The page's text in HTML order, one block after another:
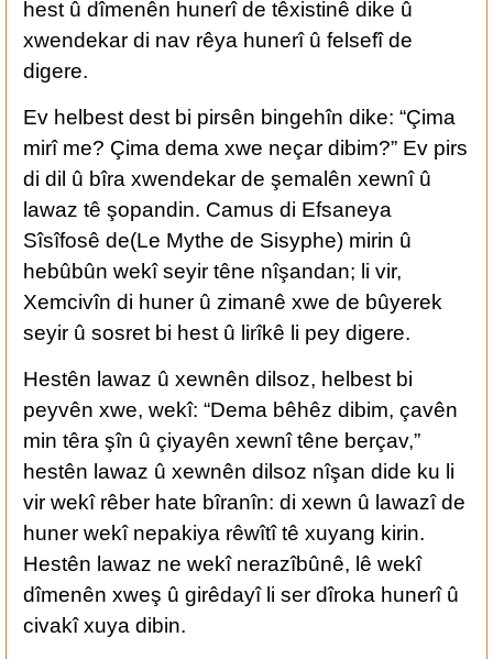
hest û dîmenên hunerî de têxistinê dike û
xwendekar di nav rêya hunerî û felsefî de
digere.
Ev helbest dest bi pirsên bingehîn dike: “Çima
mirî me? Çima dema xwe neçar dibim?” Ev pirs
di dil û bîra xwendekar de şemalên xewnî û
lawaz tê şopandin. Camus di Efsaneya
Sîsîfosê de(Le Mythe de Sisyphe) mirin û
hebûbûn wekî seyir têne nîşandan; li vir,
Xemcivîn di huner û zimanê xwe de bûyerek
seyir û sosret bi hest û lirîkê li pey digere.
Hestên lawaz û xewnên dilsoz, helbest bi
peyvên xwe, wekî: “Dema bêhêz dibim, çavên
min têra şîn û çiyayên xewnî têne berçav,”
hestên lawaz û xewnên dilsoz nîşan dide ku li
vir wekî rêber hate bîranîn: di xewn û lawazî de
huner wekî nepakiya rêwîtî tê xuyang kirin.
Hestên lawaz ne wekî nerazîbûnê, lê wekî
dîmenên xweş û girêdayî li ser dîroka hunerî û
civakî xuya dibin.